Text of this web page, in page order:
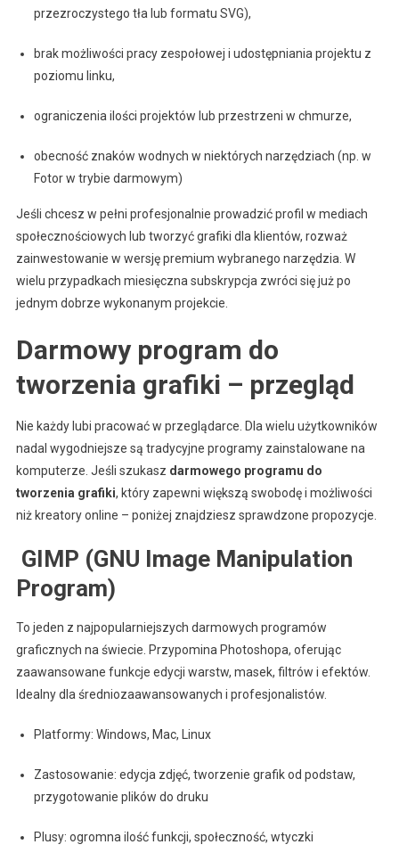
przezroczystego tła lub formatu SVG),
brak możliwości pracy zespołowej i udostępniania projektu z
poziomu linku,
ograniczenia ilości projektów lub przestrzeni w chmurze,
obecność znaków wodnych w niektórych narzędziach (np. w
Fotor w trybie darmowym)
Jeśli chcesz w pełni profesjonalnie prowadzić profil w mediach
społecznościowych lub tworzyć grafiki dla klientów, rozważ
zainwestowanie w wersję premium wybranego narzędzia. W
wielu przypadkach miesięczna subskrypcja zwróci się już po
jednym dobrze wykonanym projekcie.
Darmowy program do
tworzenia grafiki – przegląd
Nie każdy lubi pracować w przeglądarce. Dla wielu użytkowników
nadal wygodniejsze są tradycyjne programy zainstalowane na
komputerze. Jeśli szukasz darmowego programu do
tworzenia grafiki, który zapewni większą swobodę i możliwości
niż kreatory online – poniżej znajdziesz sprawdzone propozycje.
️ GIMP (GNU Image Manipulation
Program)
To jeden z najpopularniejszych darmowych programów
graficznych na świecie. Przypomina Photoshopa, oferując
zaawansowane funkcje edycji warstw, masek, filtrów i efektów.
Idealny dla średniozaawansowanych i profesjonalistów.
Platformy: Windows, Mac, Linux
Zastosowanie: edycja zdjęć, tworzenie grafik od podstaw,
przygotowanie plików do druku
Plusy: ogromna ilość funkcji, społeczność, wtyczki